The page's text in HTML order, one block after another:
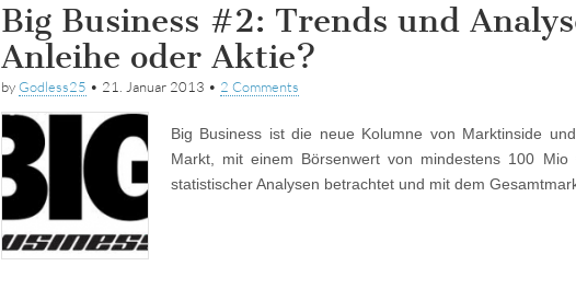
Big Business #2: Trends und
Anleihe oder Aktie?
byGodless25 • 21. Januar 2013 • 2 Comments
Big Business ist die neue Kolumne von Marktinside
Markt, mit einem Börsenwert von mindestens 100
statistischer Analysen betrachtet und mit dem